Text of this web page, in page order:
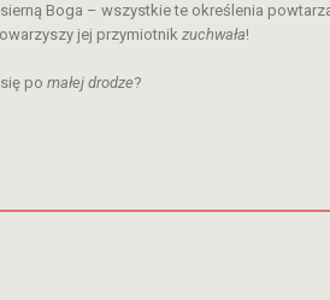
Boga – wszystkie te określenia
jej przymiotnik zuchwała!
po małej drodze?